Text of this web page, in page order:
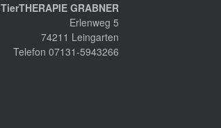
TierTHERAPIE GRABNER
Erlenweg 5
74211 Leingarten
Telefon 07131-5943266